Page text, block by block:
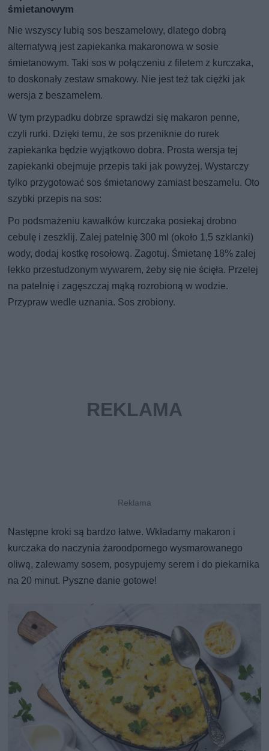
śmietanowym
Nie wszyscy lubią sos beszamelowy, dlatego dobrą
alternatywą jest zapiekanka makaronowa w sosie
śmietanowym. Taki sos w połączeniu z filetem z kurczaka,
to doskonały zestaw smakowy. Nie jest też tak ciężki jak
wersja z beszamelem.
W tym przypadku dobrze sprawdzi się makaron penne,
czyli rurki. Dzięki temu, że sos przeniknie do rurek
zapiekanka będzie wyjątkowo dobra. Prosta wersja tej
zapiekanki obejmuje przepis taki jak powyżej. Wystarczy
tylko przygotować sos śmietanowy zamiast beszamelu. Oto
szybki przepis na sos:
Po podsmażeniu kawałków kurczaka posiekaj drobno
cebulę i zeszklij. Zalej patelnię 300 ml (około 1,5 szklanki)
wody, dodaj kostkę rosołową. Zagotuj. Śmietanę 18% zalej
lekko przestudzonym wywarem, żeby się nie ścięła. Przelej
na patelnię i zagęszczaj mąką rozrobioną w wodzie.
Przypraw wedle uznania. Sos zrobiony.
Następne kroki są bardzo łatwe. Wkładamy makaron i
kurczaka do naczynia żaroodpornego wysmarowanego
oliwą, zalewamy sosem, posypujemy serem i do piekarnika
na 20 minut. Pyszne danie gotowe!